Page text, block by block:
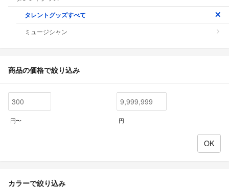
タレントグッズすべて
ミュージシャン
商品の価格で絞り込み
円〜 円
カラーで絞り込み